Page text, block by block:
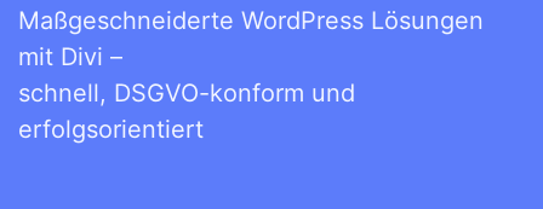
Maßgeschneiderte WordPress Lösungen
mit Divi –
schnell, DSGVO-konform und
erfolgsorientiert